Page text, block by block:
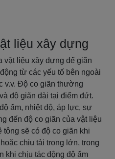
liệu xây dựng
vật liệu xây dựng để giãn
từ các yếu tố bên ngoài
v.v. Độ co giãn thường
độ giãn dài tại điểm đứt.
ẩm, nhiệt độ, áp lực, sự
đến độ co giãn của vật liệu
sẽ có độ co giãn khi
chịu tải trọng lớn, trong
khi chịu tác động độ ẩm